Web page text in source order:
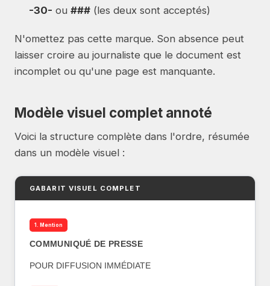
-30- ou ### (les deux sont acceptés)
N'omettez pas cette marque. Son absence peut
laisser croire au journaliste que le document est
incomplet ou qu'une page est manquante.
Modèle visuel complet annoté
Voici la structure complète dans l'ordre, résumée
dans un modèle visuel :
GABARIT VISUEL COMPLET
1. Mention
COMMUNIQUÉ DE PRESSE
POUR DIFFUSION IMMÉDIATE